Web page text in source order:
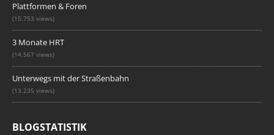
Plattformen & Foren
(15.753 views)
3 Monate HRT
(14.567 views)
Unterwegs mit der Straßenbahn
(13.235 views)
BLOGSTATISTIK